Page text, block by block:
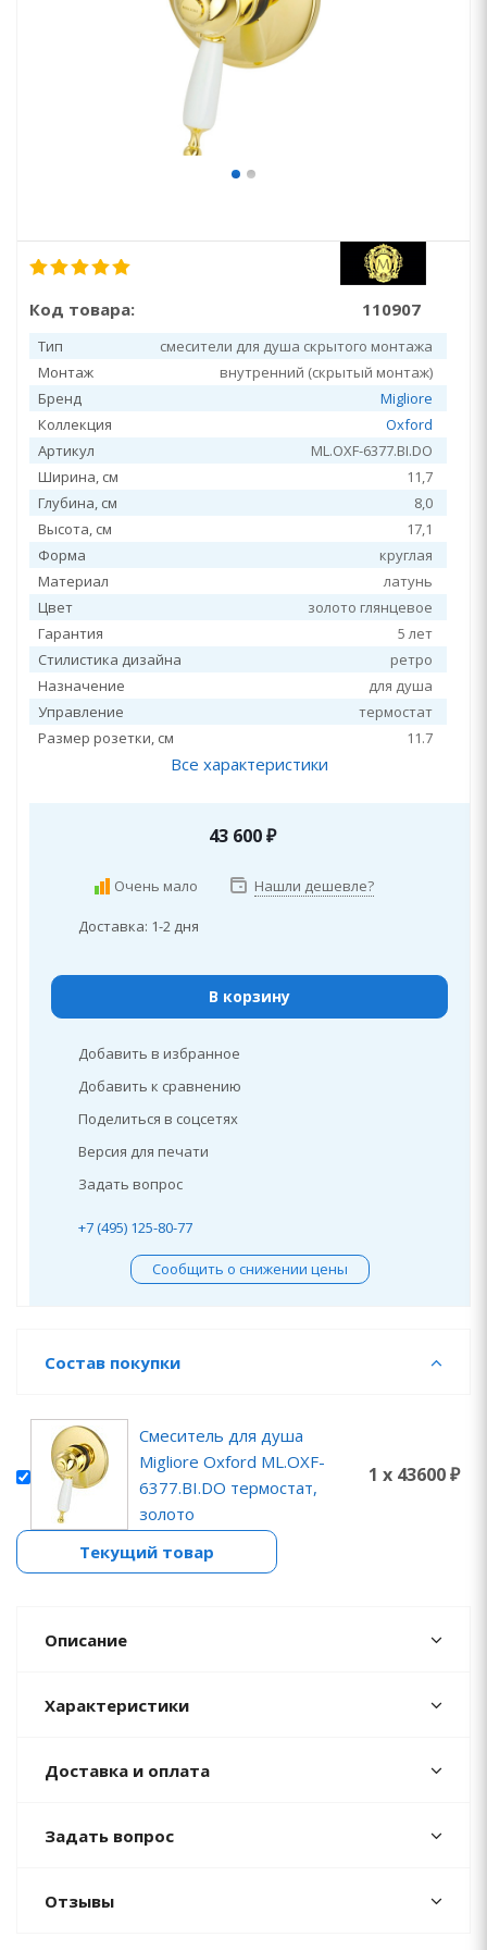
Код товара: 110907
Тип
смесители для душа скрытого монтажа
Монтаж
внутренний (скрытый монтаж)
Бренд
Migliore
Коллекция
Oxford
Артикул
ML.OXF-6377.BI.DO
Ширина, см
11,7
Глубина, см
8,0
Высота, см
17,1
Форма
круглая
Материал
латунь
Цвет
золото глянцевое
Гарантия
5 лет
Стилистика дизайна
ретро
Назначение
для душа
Управление
термостат
Размер розетки, см
11.7
Все характеристики
43 600₽
Очень мало Нашли дешевле?
Доставка: 1-2 дня
В корзину
Добавить в избранное
Добавить к сравнению
Поделиться в соцсетях
Версия для печати
Задать вопрос
+7 (495) 125-80-77
Сообщить о снижении цены
Состав покупки
Смеситель для душа
Migliore Oxford ML.OXF-
6377.BI.DO термостат,
золото
1 x 43600 ₽
Текущий товар
Описание
Характеристики
Доставка и оплата
Задать вопрос
Отзывы